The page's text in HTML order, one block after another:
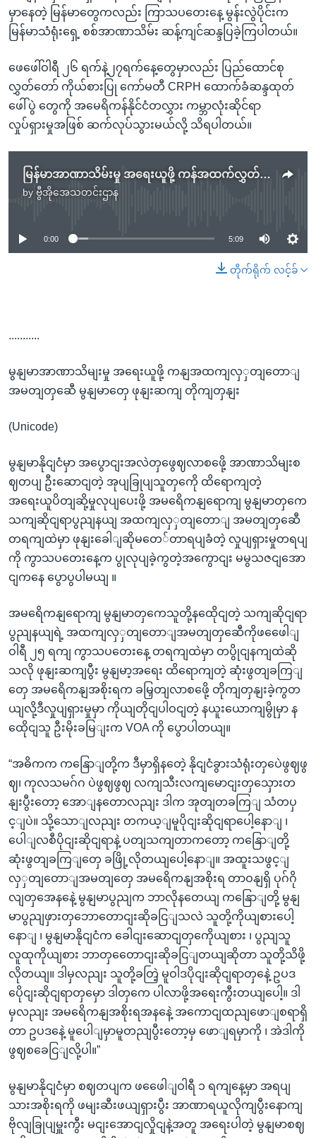
မှာနေတဲ့ မြန်မာတွေကလည်း ကြာသပတေးနေ့ မွန်းလွဲပိုင်းက
မြန်မာသံရုံးရှေ့ စစ်အာဏာသိမ်း ဆန့်ကျင်ဆန္ဒပြခဲ့ကြပါတယ်။
ဖေဖေါ်ဝါရီ ၂၆ ရက်နဲ့၂၇ရက်နေ့တွေမှာလည်း ပြည်ထောင်စု
လွှတ်တော် ကိုယ်စားပြု ကော်မတီ CRPH ထောက်ခံဆန္ဒထုတ်
ဖေါ်ပွဲ တွေကို အမေရိကန်နိုင်ငံတလွှား ကမ္ဘာလုံးဆိုင်ရာ
လှုပ်ရှားမှုအဖြစ် ဆက်လုပ်သွားမယ်လို့ သိရပါတယ်။
မြန်မာအာဏာသိမ်းမှု အရေးယူဖို့ ကန်အထက်လွှတ်တော်အမတ်တွေဆီ မြန်မာတွေ ဖုန်းဆက် တိုက်တွန်း
by ဗွီအိုအေသတင်းဌာန
No media source currently available
0:00 5:09
တိုက်ရိုက် လင့်ခ်
...........
မွနျမာအာဏာသိမျးမှု အရေးယူဖို့ ကနျအထကျလှှတျတောျ
အမတျတှဆေီ မွနျမာတှေ ဖုနျးဆကျ တိုကျတှနျး
(Unicode)
မွနျမာနိုငျငံမှာ အပွောငျးအလဲတှဖွေဈလာစဖေို့ အာဏာသိမျးစ
ဈတပျ ဦးဆောငျတဲ့ အုပျခြုပျသူတှကေို ထိရောကျတဲ့
အရေးယူပိတျဆို့မှုလုပျပေးဖို့ အမရေိကနျရောကျ မွနျမာတှကေ
သကျဆိုငျရာပွညျနယျ အထကျလှှတျတောျ အမတျတှဆေီ
တရကျထဲမှာ ဖုနျးခေါျဆိုမတေ်တာရပျခံတဲ့ လှုပျရှားမှုတရပျ
ကို ကွာသပတေးနေ့က ပွုလုပျခဲ့ကွတဲ့အကွောငျး မမွသဇငျအော
ငျကနေ ပွောပွပါမယျ ။
အမရေိကနျရောကျ မွနျမာတှကေသူတို့နထေိုငျတဲ့ သကျဆိုငျရာ
ပွညျနယျရဲ့ အထကျလှှတျတောျအမတျတှဆေီကိုဖဖေေါျ
ဝါရီ ၂၅ ရကျ ကွာသပတေးနေ့ တရကျထဲမှာ တပွိုငျနကျထဲဆို
သလို ဖုနျးဆကျပွီး မွနျမာ့အရေး ထိရောကျတဲ့ ဆုံးဖွတျခကြျ
တှေ အမရေိကနျအစိုးရက ခမြှတျလာစဖေို့ တိုကျတှနျးခဲ့ကွတ
ယျလို့ဒီလှုပျရှားမှုမှာ ကိုယျတိုငျပါဝငျတဲ့ နယူးယောကျမွိုမှာ န
ထေိုငျသူ ဦးမိုးခမြျးက VOA ကို ပွောပါတယျ။
“အဓိကက ကနြောျတို့က ဒီမှာရှိနတေဲ့ နိုငျငံခွားသံရုံးတှပေဲဖွဈဖွ
ဈ၊ ကုလသမဂ်ဂ ပဲဖွဈဖွဈ လကျသီးလကျမောငျးတှသှေားတ
နျးပွီးတော့ အောျနတောလညျး ဒါက အုတျတခကြျ သံတပှ
င့ျပဲ။ သို့သောျလညျး တကယ့ျမူပိုငျးဆိုငျရာပေါ့နောျ ၊
ပေါျလစီပိုငျးဆိုငျရာနဲ့ ပတျသကျတာကတော့ ကနြောျတို့
ဆုံးဖွတျခကြျတှေ ခဖြို့လိုတယျပေါ့နောျ။ အထူးသဖွင့ျ
လှှတျတောျအမတျတှေ အမရေိကနျအစိုးရ တာဝနျရှိ ပုဂ်ဂို
လျတှအေနနေဲ့ မွနျမာပွညျက ဘာလိုနတေယျ ကနြောျတို့ မွနျ
မာပွညျဖှားတှဘောတောငျးဆိုခငြျသလဲ သူတို့ကိုယျစားပေါ့
နောျ ၊ မွနျမာနိုငျငံက ခေါငျးဆောငျတှကေိုယျစား ၊ ပွညျသူ
လူထုကိုယျစား ဘာတှတေောငျးဆိုခငြျတယျဆိုတာ သူတို့သိဖို့
လိုတယျ။ ဒါမှလညျး သူတို့ခတြဲ့ မူဝါဒပိုငျးဆိုငျရာတှနေဲ့ ဥပဒ
ပေိုငျးဆိုငျရာတှမှော ဒါတှကေ ပါလာဖို့အရေးကွီးတယျပေါ့။ ဒါ
မှလညျး အမရေိကနျအစိုးရအနနေဲ့ အကောငျထညျဖောျစရာရှိ
တာ ဥပဒနေဲ့ မူပေါျမှာမူတညျပွီးတော့မှ ဖောျရမှာကို ၊ အဲဒါကို
ဖွဈစခေငြျလို့ပါ။”
မွနျမာနိုငျငံမှာ စဈတပျက ဖဖေေါျဝါရီ ၁ ရကျနေ့မှာ အရပျ
သားအစိုးရကို ဖမျးဆီးဖယျရှားပွီး အာဏာရယူလိုကျပွီးနောကျ
ဗိုလျခြုပျမှူးကွီး မငျးအောငျလှိုငျနဲ့အတူ အရေးပါတဲ့ မွနျမာစဈ